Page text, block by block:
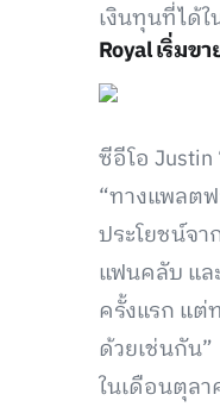
เงินทุนที่ได้
Royal เริ่มข
ซีอีโอ Justin
“ทางแพลต
ประโยชน์จา
แฟนคลับ แล
ครั้งแรก แต่
ด้วยเช่นกัน”
ในเดือนตุล